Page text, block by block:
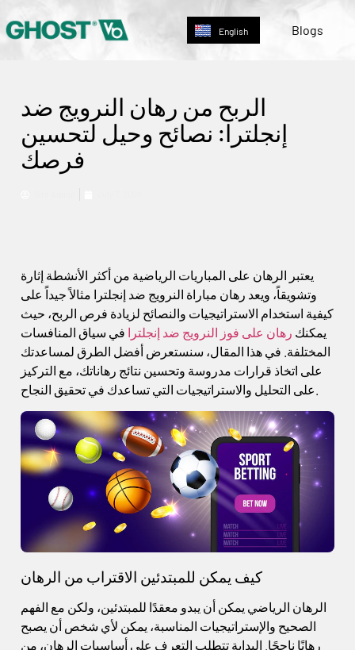
English
Nederlands Blogs
الربح من رهان النرويج ضد
إنجلترا: نصائح وحيل لتحسين
فرصك
يعتبر الرهان على المباريات الرياضية من أكثر الأنشطة إثارة
وتشويقاً، ويعد رهان مباراة النرويج ضد إنجلترا مثالاً جيداً على
كيفية استخدام الاستراتيجيات والنصائح لزيادة فرص الربح، حيث
يمكنك رهان على فوز النرويج ضد إنجلترا في سياق المنافسات
المختلفة. في هذا المقال، سنستعرض أفضل الطرق لمساعدتك
على اتخاذ قرارات مدروسة وتحسين نتائج رهاناتك، مع التركيز
كيف يمكن للمبتدئين الاقتراب من الرهان
الرهان الرياضي يمكن أن يبدو معقدًا للمبتدئين، ولكن مع الفهم
الصحيح والإستراتيجيات المناسبة، يمكن لأي شخص أن يصبح
رهانًا ناجحًا. البداية تتطلب التعرف على أساسيات الرهان، من